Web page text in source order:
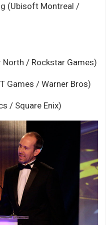
(Ubisoft Montreal /
/ Rockstar Games)
Games / Warner Bros)
/ Square Enix)